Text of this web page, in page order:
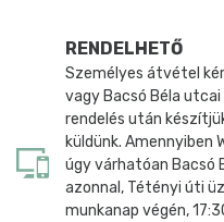
RENDELHETŐ
Személyes átvétel
vagy Bacsó Béla
rendelés után
küldünk. Amennyiben
úgy várhatóan Bacsó
azonnal, Tétényi úti
munkanap végén,